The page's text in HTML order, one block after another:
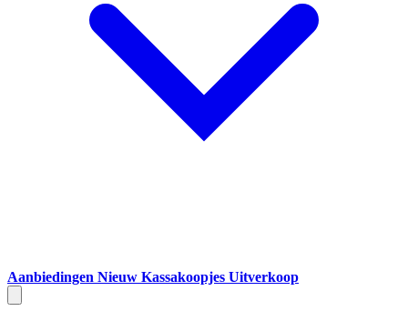
Aanbiedingen Nieuw Kassakoopjes Uitverkoop